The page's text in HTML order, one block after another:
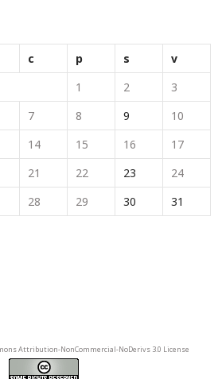
c p s
v
1
2
3
7 8 9
10
14 15 16
17
21 22 23
24
28 29 30 31
Attribution-NonCommercial-NoDerivs 3.0 License